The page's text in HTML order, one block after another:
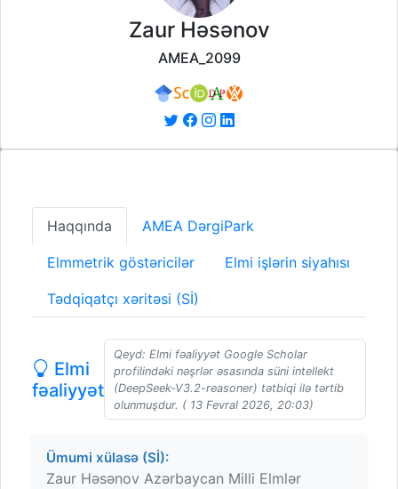
Zaur Həsənov
AMEA_2099
Haqqında AMEA DərgiPark
Elmmetrik göstəricilər Elmi işlərin siyahısı
Tədqiqatçı xəritəsi (Sİ)
Elmi
fəaliyyət
Qeyd: Elmi fəaliyyət Google Scholar
profilindəki nəşrlər əsasında süni intellekt
(DeepSeek-V3.2-reasoner) tətbiqi ilə tərtib
olunmuşdur. ( 13 Fevral 2026, 20:03)
Ümumi xülasə (Sİ):
Zaur Həsənov Azərbaycan Milli Elmlər